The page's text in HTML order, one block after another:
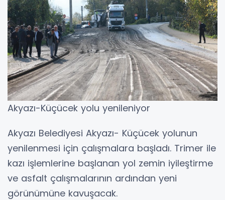
Akyazı-Küçücek yolu yenileniyor
Akyazı Belediyesi Akyazı- Küçücek yolunun
yenilenmesi için çalışmalara başladı. Trimer ile
kazı işlemlerine başlanan yol zemin iyileştirme
ve asfalt çalışmalarının ardından yeni
görünümüne kavuşacak.